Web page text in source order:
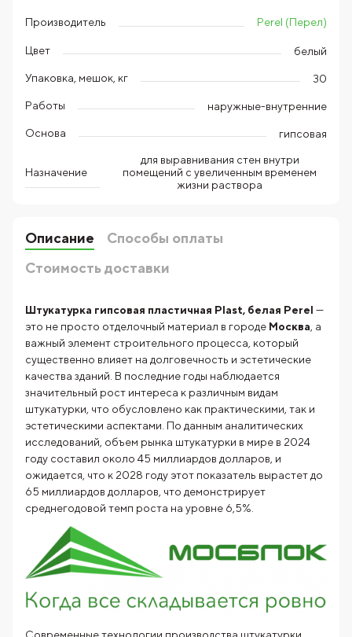
Производитель Perel (Перел)
Цвет белый
Упаковка, мешок, кг 30
Работы наружные-внутренние
Основа гипсовая
Назначение
для выравнивания стен внутри
помещений с увеличенным временем
жизни раствора
Описание
Способы оплаты
Стоимость доставки
Штукатурка гипсовая пластичная Plast, белая Perel —
это не просто отделочный материал в городе Москва , а
важный элемент строительного процесса, который
существенно влияет на долговечность и эстетические
качества зданий. В последние годы наблюдается
значительный рост интереса к различным видам
штукатурки, что обусловлено как практическими, так и
эстетическими аспектами. По данным аналитических
исследований, объем рынка штукатурки в мире в 2024
году составил около 45 миллиардов долларов, и
ожидается, что к 2028 году этот показатель вырастет до
65 миллиардов долларов, что демонстрирует
среднегодовой темп роста на уровне 6,5%.